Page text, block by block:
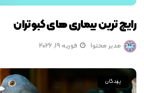
رایج ترین بیماری های کبوتران
مدیر محتوا فوریه 19, 2026
پرندگان